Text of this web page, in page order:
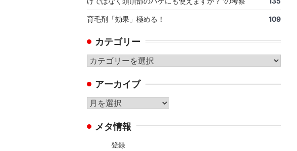
育毛剤「効果」極める！ 109
カテゴリー
カ
ゴ
リ
ー
アーカイブ
ア
カ メタ情報
登録